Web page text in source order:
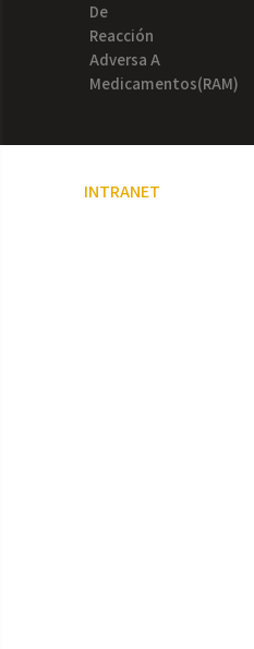
De
Reacción
Adversa A
Medicamentos(RAM)
INTRANET